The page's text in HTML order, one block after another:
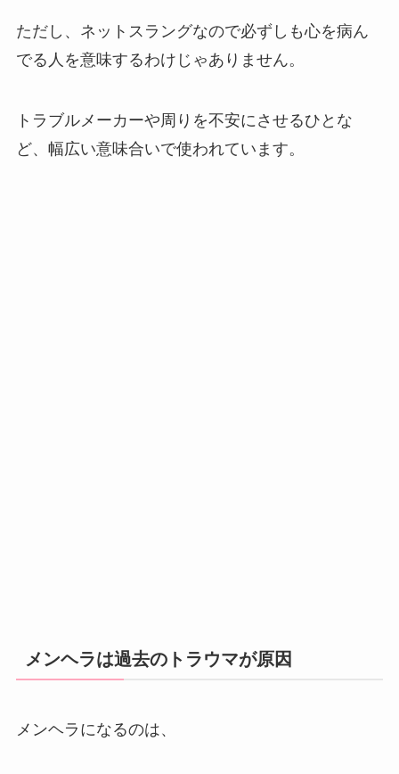
ただし、ネットスラングなので必ずしも心を病ん
でる人を意味するわけじゃありません。
トラブルメーカーや周りを不安にさせるひとな
ど、幅広い意味合いで使われています。
メンヘラは過去のトラウマが原因
メンヘラになるのは、